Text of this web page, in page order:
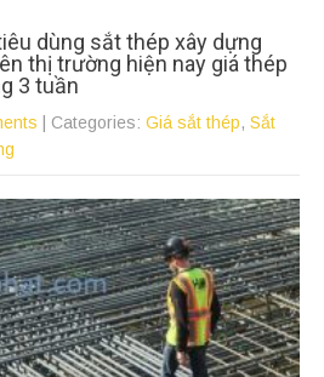
dùng sắt thép xây dựng
thị trường hiện nay giá thép
3 tuần
| Categories: Giá sắt thép, Sắt